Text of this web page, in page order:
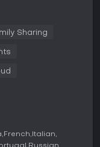
únicos.
pedindo decisões
ligados a temas de
constroem a
Sharing
French Italian